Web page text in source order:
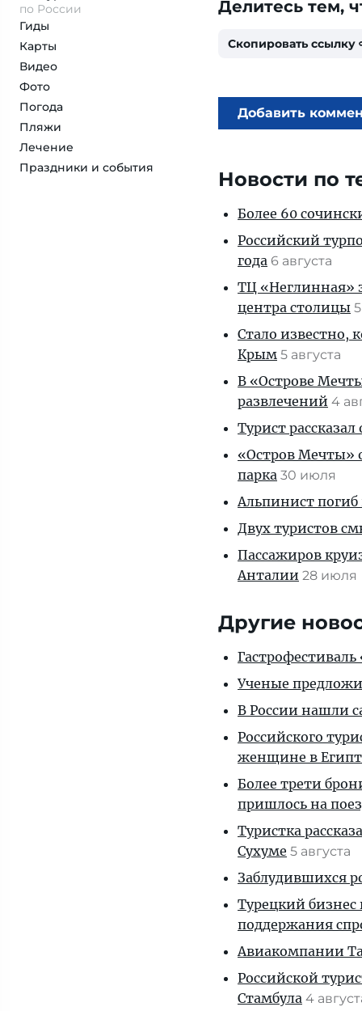
по России
Гиды
Карты
Видео
Фото
Погода
Пляжи
Лечение
Праздники и события
Делитесь тем,
Скопировать ссылку
Добавить
Новости по
Более 60
Российский
года 6 августа
ТЦ «Неглинная»
центра столицы
Стало известно,
Крым 5 августа
В «Острове
развлечений 4
Турист
«Остров Мечты»
парка 30 июля
Альпинист
Двух туристов
Пассажиров
Анталии 28 июля
Другие
Гастрофестиваль
Ученые
В России нашли
Российского
женщине в
Более трети
пришлось на
Туристка
Сухуме 5 августа
Заблудившихся
Турецкий бизнес
поддержания
Авиакомпании
Российской
Стамбула 4